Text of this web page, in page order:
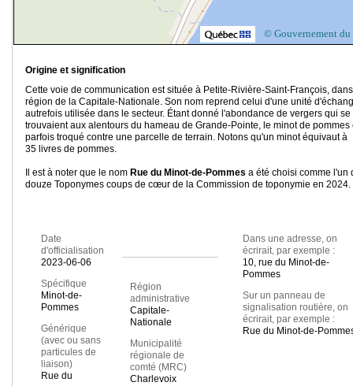
© Gouvernement du
Origine et signification
Cette voie de communication est située à Petite-Rivière-Saint-François,
région de la Capitale-Nationale. Son nom reprend celui d'une unité
autrefois utilisée dans le secteur. Étant donné l'abondance de vergers qui se
trouvaient aux alentours du hameau de Grande-Pointe, le minot de pommes
parfois troqué contre une parcelle de terrain. Notons qu'un minot équivaut à
35 livres de pommes.
Il est à noter que le nom Rue du Minot-de-Pommes a été choisi comme l'un
douze Toponymes coups de cœur de la Commission de toponymie en 2024.
Date
d'officialisation
2023-06-06
Spécifique
Minot-de-
Pommes
Générique
(avec ou sans
particules de
liaison)
Rue du
Région
administrative
Capitale-
Nationale
Municipalité
régionale de
comté (MRC)
Charlevoix
Dans une adresse, on
écrirait, par exemple :
10, rue du Minot-de-
Pommes
Sur un panneau de
signalisation routière, on
écrirait, par exemple :
Rue du Minot-de-